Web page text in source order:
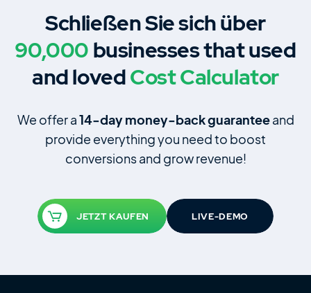
Schließen Sie sich über
90,000 businesses that used
and lovedCost Calculator
We offer a 14‑day money‑back guaranteeand
provide everything you need to boost
conversions and grow revenue!
JETZT KAUFEN LIVE-DEMO